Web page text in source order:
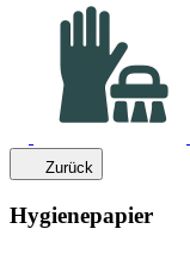
Zurück
Hygienepapier